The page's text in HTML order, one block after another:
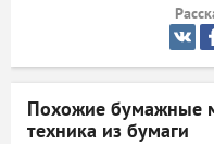
Похожие бумажные
техника из бумаги